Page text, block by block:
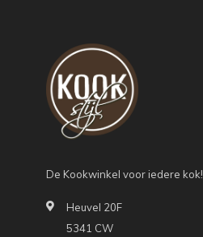
De Kookwinkel voor iedere kok!
Heuvel 20F
5341 CW